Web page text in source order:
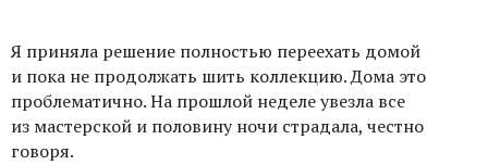
Я приняла решение полностью переехать домой
и пока не продолжать шить коллекцию. Дома это
проблематично. На прошлой неделе увезла все
из мастерской и половину ночи страдала, честно
говоря.